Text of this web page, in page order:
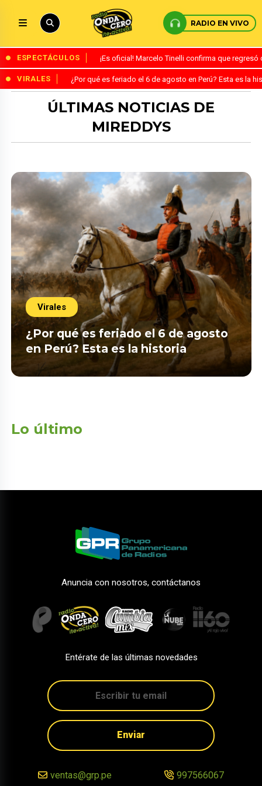
RADIO EN VIVO
ESPECTÁCULOS ¡Es oficial! Marcelo Tinelli confirma que
VIRALES ¿Por qué es feriado el 6 de agosto en Perú? Esta es la
ÚLTIMAS NOTICIAS DE
MIREDDYS
Virales
¿Por qué es feriado el 6 de agosto
en Perú? Esta es la historia
Lo último
Anuncia con nosotros, contáctanos
Entérate de las últimas novedades
Enviar
ventas@grp.pe 997566067